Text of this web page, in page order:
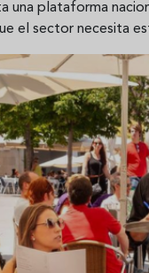
una plataforma
el sector necesita
¿Cuál es el
Historia y
auténtica